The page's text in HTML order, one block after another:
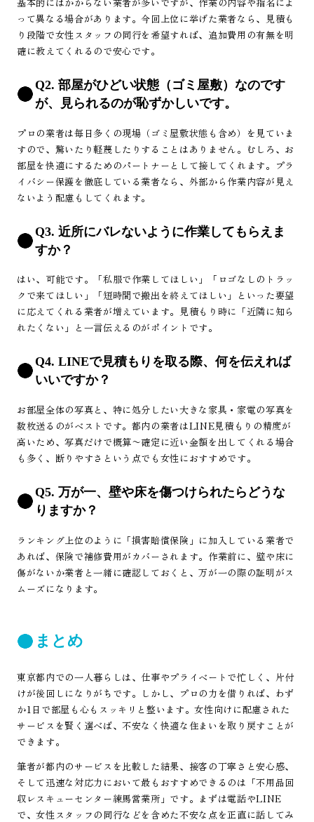
って異なる場合があります。今回上位に挙げた業者なら、見積も
り段階で女性スタッフの同行を希望すれば、追加費用の有無を明
確に教えてくれるので安心です。
Q2. 部屋がひどい状態（ゴミ屋敷）なのです
が、見られるのが恥ずかしいです。
プロの業者は毎日多くの現場（ゴミ屋敷状態も含め）を見ていま
すので、驚いたり軽蔑したりすることはありません。むしろ、お
部屋を快適にするためのパートナーとして接してくれます。プラ
イバシー保護を徹底している業者なら、外部から作業内容が見え
ないよう配慮もしてくれます。
Q3. 近所にバレないように作業してもらえま
すか？
はい、可能です。「私服で作業してほしい」「ロゴなしのトラッ
クで来てほしい」「短時間で搬出を終えてほしい」といった要望
に応えてくれる業者が増えています。見積もり時に「近隣に知ら
れたくない」と一言伝えるのがポイントです。
Q4. LINEで見積もりを取る際、何を伝えれば
いいですか？
お部屋全体の写真と、特に処分したい大きな家具・家電の写真を
数枚送るのがベストです。都内の業者はLINE見積もりの精度が
高いため、写真だけで概算〜確定に近い金額を出してくれる場合
も多く、断りやすさという点でも女性におすすめです。
Q5. 万が一、壁や床を傷つけられたらどうな
りますか？
ランキング上位のように「損害賠償保険」に加入している業者で
あれば、保険で補修費用がカバーされます。作業前に、壁や床に
傷がないか業者と一緒に確認しておくと、万が一の際の証明がス
ムーズになります。
まとめ
東京都内での一人暮らしは、仕事やプライベートで忙しく、片付
けが後回しになりがちです。しかし、プロの力を借りれば、わず
か1日で部屋も心もスッキリと整います。女性向けに配慮された
サービスを賢く選べば、不安なく快適な住まいを取り戻すことが
できます。
筆者が都内のサービスを比較した結果、接客の丁寧さと安心感、
そして迅速な対応力において最もおすすめできるのは「不用品回
収レスキューセンター練馬営業所」です。まずは電話やLINE
で、女性スタッフの同行などを含めた不安な点を正直に話してみ